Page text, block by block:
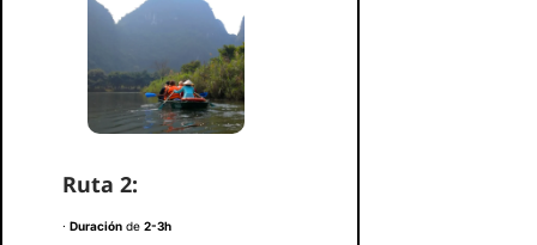
Ruta 2:
· Duración de 2-3h